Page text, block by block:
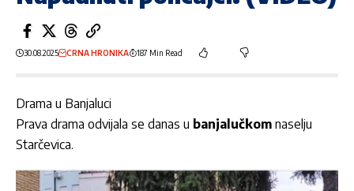
30.08.2025 CRNA HRONIKA 187 Min Read
Drama u Banjaluci
Prava drama odvijala se danas u banjalučkom naselju
Starčevica.